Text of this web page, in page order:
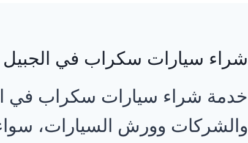
شراء سيارات سكراب في الجبيل
خدمة شراء سيارات سكراب في
والشركات وورش السيارات، سواء